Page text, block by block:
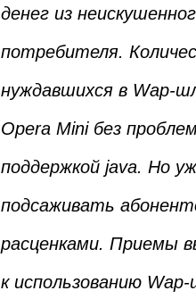
денег из
потребителя.
нуждавшихся в Wap-
Opera Mini без
поддержкой java. Но
подсаживать
расценками. Приемы
к использованию